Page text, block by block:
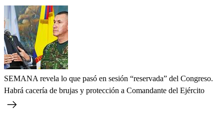
SEMANA revela lo que pasó en sesión “reservada” del Congreso.
Habrá cacería de brujas y protección a Comandante del Ejército